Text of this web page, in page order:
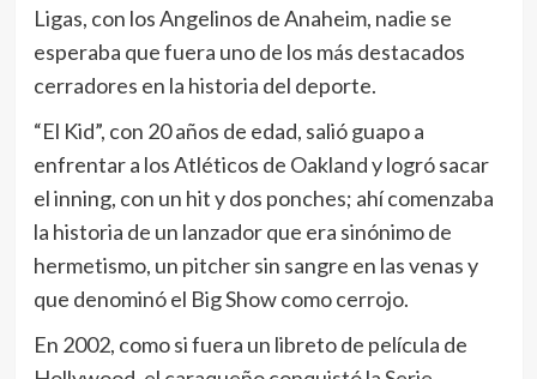
Ligas, con los Angelinos de Anaheim, nadie se
esperaba que fuera uno de los más destacados
cerradores en la historia del deporte.
“El Kid”, con 20 años de edad, salió guapo a
enfrentar a los Atléticos de Oakland y logró sacar
el inning, con un hit y dos ponches; ahí comenzaba
la historia de un lanzador que era sinónimo de
hermetismo, un pitcher sin sangre en las venas y
que denominó el Big Show como cerrojo.
En 2002, como si fuera un libreto de película de